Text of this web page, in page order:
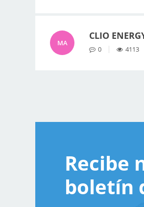
MA
CLIO
0 4113
Recibe
boletín